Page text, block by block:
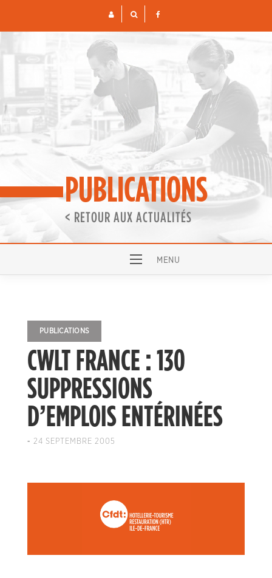
PUBLICATIONS
< RETOUR AUX ACTUALITÉS
PUBLICATIONS
CWLT FRANCE : 130
SUPPRESSIONS
D’EMPLOIS ENTÉRINÉES
- 24 SEPTEMBRE 2005